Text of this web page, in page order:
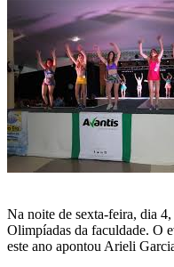
Na noite de sexta-feira, dia
Olimpíadas da faculdade. O
este ano apontou Arieli